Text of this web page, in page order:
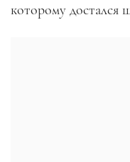
которому достался